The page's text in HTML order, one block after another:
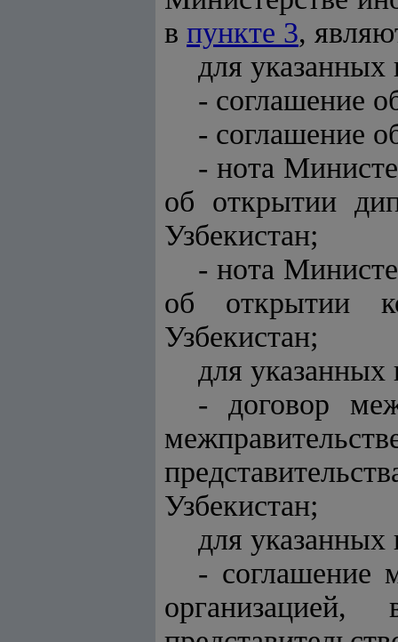
в пункте 3,
для указанных
- соглашение
- соглашение
- нота
об открытии
Узбекистан;
- нота
об открытии
Узбекистан;
для указанных
- договор
Узбекистан;
для указанных
- соглашение